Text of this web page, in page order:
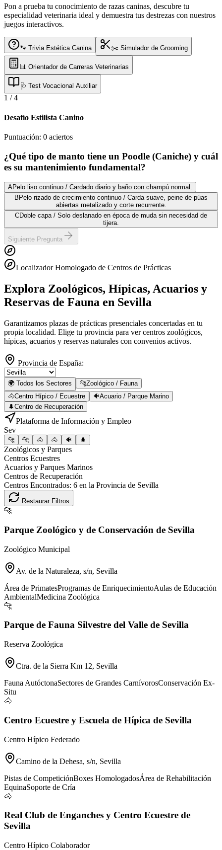
Pon a prueba tu conocimiento de razas caninas, descubre tu
especialidad veterinaria ideal y demuestra tus destrezas con nuestros
juegos interactivos.
🐾 Trivia Estética Canina ✂️ Simulador de Grooming
📊 Orientador de Carreras Veterinarias
🩺 Test Vocacional Auxiliar
1 /4
Desafío Estilista Canino
Puntuación: 0 aciertos
¿Qué tipo de manto tiene un Poodle (Caniche) y cuál
es su mantenimiento fundamental?
APelo liso continuo / Cardado diario y baño con champú normal.
B Pelo rizado de crecimiento continuo / Carda suave, peine de púas
abiertas metalizado y corte recurrente.
CDoble capa / Solo deslanado en época de muda sin necesidad de
tijera.
Siguiente Pregunta
Localizador Homologado de Centros de Prácticas
Explora Zoológicos, Hípicas, Acuarios y
Reservas de Fauna en Sevilla
Garantizamos plazas de prácticas presenciales concertadas en tu
propia localidad. Elige tu provincia para ver centros zoológicos,
hípicas, acuarios y reservas naturales con convenios activos.
Provincia de España:
🌍 Todos los Sectores 🐆Zoológico / Fauna
🐴Centro Hípico / Ecuestre 🐠Acuario / Parque Marino
🌲Centro de Recuperación
Plataforma de Información y Empleo
Sev
🐆 🐆 🐴 🐴 🐠 🌲
Zoológicos y Parques
Centros Ecuestres
Acuarios y Parques Marinos
Centros de Recuperación
Centros Encontrados: 6 en la Provincia de Sevilla
Restaurar Filtros
🐆
Parque Zoológico y de Conservación de Sevilla
Zoológico Municipal
Av. de la Naturaleza, s/n, Sevilla
Área de PrimatesProgramas de EnriquecimientoAulas de Educación
AmbientalMedicina Zoológica
🐆
Parque de Fauna Silvestre del Valle de Sevilla
Reserva Zoológica
Ctra. de la Sierra Km 12, Sevilla
Fauna AutóctonaSectores de Grandes CarnívorosConservación Ex-
Situ
🐴
Centro Ecuestre y Escuela de Hípica de Sevilla
Centro Hípico Federado
Camino de la Dehesa, s/n, Sevilla
Pistas de CompeticiónBoxes HomologadosÁrea de Rehabilitación
EquinaSoporte de Cría
🐴
Real Club de Enganches y Centro Ecuestre de
Sevilla
Centro Hípico Colaborador